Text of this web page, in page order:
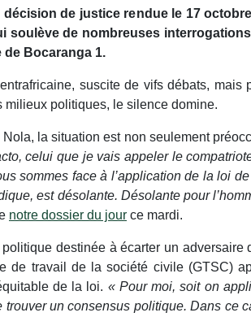
de justice rendue le 17
soulève de nombreuses
Bocaranga 1.
suscite de vifs débats,
milieux politiques, le silence domine.
la situation est non seulement
celui que je vais appeler le
sommes face à l’application de la loi
est désolante. Désolante pour
notre dossier du jour ce mardi.
destinée à écarter un
travail de la société civile (GTSC)
de la loi. « Pour moi, soit on
un consensus politique. Dans ce